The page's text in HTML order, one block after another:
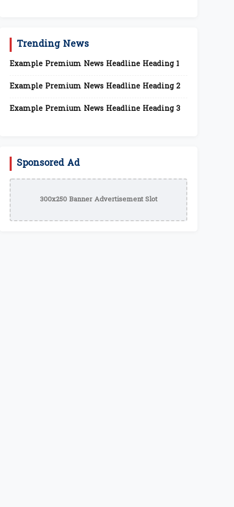
Trending News
Example Premium News Headline Heading 1
Example Premium News Headline Heading 2
Example Premium News Headline Heading 3
Sponsored Ad
300x250 Banner Advertisement Slot